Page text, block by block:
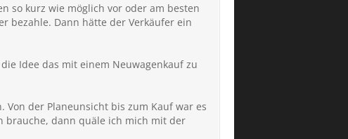
so kurz wie möglich vor oder am besten
bezahle. Dann hätte der Verkäufer ein
Idee das mit einem Neuwagenkauf zu
der Planeunsicht bis zum Kauf war es
brauche, dann quäle ich mich mit der